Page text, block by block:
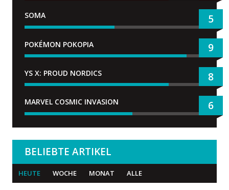
SOMA 5
POKÉMON POKOPIA 9
YS X: PROUD NORDICS 8
MARVEL COSMIC INVASION 6
BELIEBTE ARTIKEL
HEUTE WOCHE MONAT ALLE